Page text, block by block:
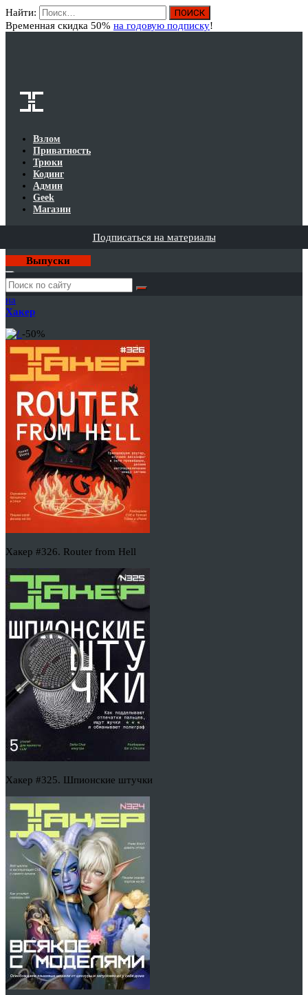
Найти:
Временная скидка 50% на годовую подписку!
Взлом
Приватность
Трюки
Кодинг
Админ
Geek
Магазин
Подписаться на материалы
Выпуски
Годовая
подписка
на
Хакер
-50%
Хакер #326. Router from Hell
Хакер #325. Шпионские штучки